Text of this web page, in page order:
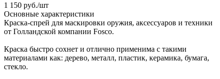
1 150 руб./шт
Основные характеристики
Краска-спрей для маскировки оружия, аксессуаров и техники
от Голландской компании Fosco.
Краска быстро сохнет и отлично применима с такими
материалами как: дерево, металл, пластик, керамика, бумага,
стекло.